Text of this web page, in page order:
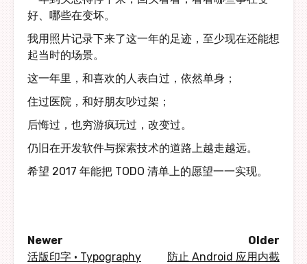
好、哪些在变坏。
我用照片记录下来了这一年的足迹，至少现在还能想
起当时的场景。
这一年里，和喜欢的人表白过，依然单身；
住过医院，和好朋友吵过架；
后悔过，也穷游疯玩过，改变过。
仍旧在开发软件与探索技术的道路上越走越远。
希望 2017 年能把 TODO 清单上的愿望一一实现。
Newer
活版印字 · Typography
Older
防止 Android 应用内截